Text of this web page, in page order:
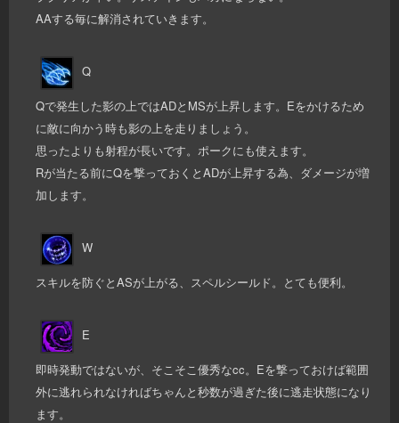
AAする毎に解消されていきます。
Q
Qで発生した影の上ではADとMSが上昇します。Eをかけるため
に敵に向かう時も影の上を走りましょう。
思ったよりも射程が長いです。ポークにも使えます。
Rが当たる前にQを撃っておくとADが上昇する為、ダメージが増
加します。
W
スキルを防ぐとASが上がる、スペルシールド。とても便利。
E
即時発動ではないが、そこそこ優秀なcc。Eを撃っておけば範囲
外に逃れられなければちゃんと秒数が過ぎた後に逃走状態になり
ます。